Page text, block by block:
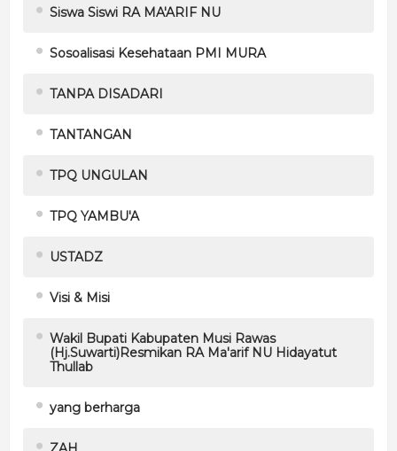
Siswa Siswi RA MA'ARIF NU
Sosoalisasi Kesehataan PMI MURA
TANPA DISADARI
TANTANGAN
TPQ UNGULAN
TPQ YAMBU'A
USTADZ
Visi & Misi
Wakil Bupati Kabupaten Musi Rawas
(Hj.Suwarti)Resmikan RA Ma'arif NU Hidayatut
Thullab
yang berharga